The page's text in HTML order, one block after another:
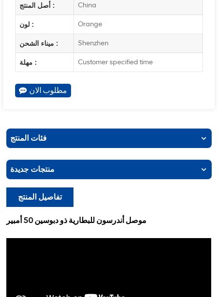
أصل المنتج : China
لون : Orange
ميناء الشحن : Shenzhen
مهلة : Customer specified time
مطلوب الان
فئات المنتج
منتجات جديدة
تفاصيل المنتج
موصل أندرسون للبطارية ذو دبوسين 50 أمبير